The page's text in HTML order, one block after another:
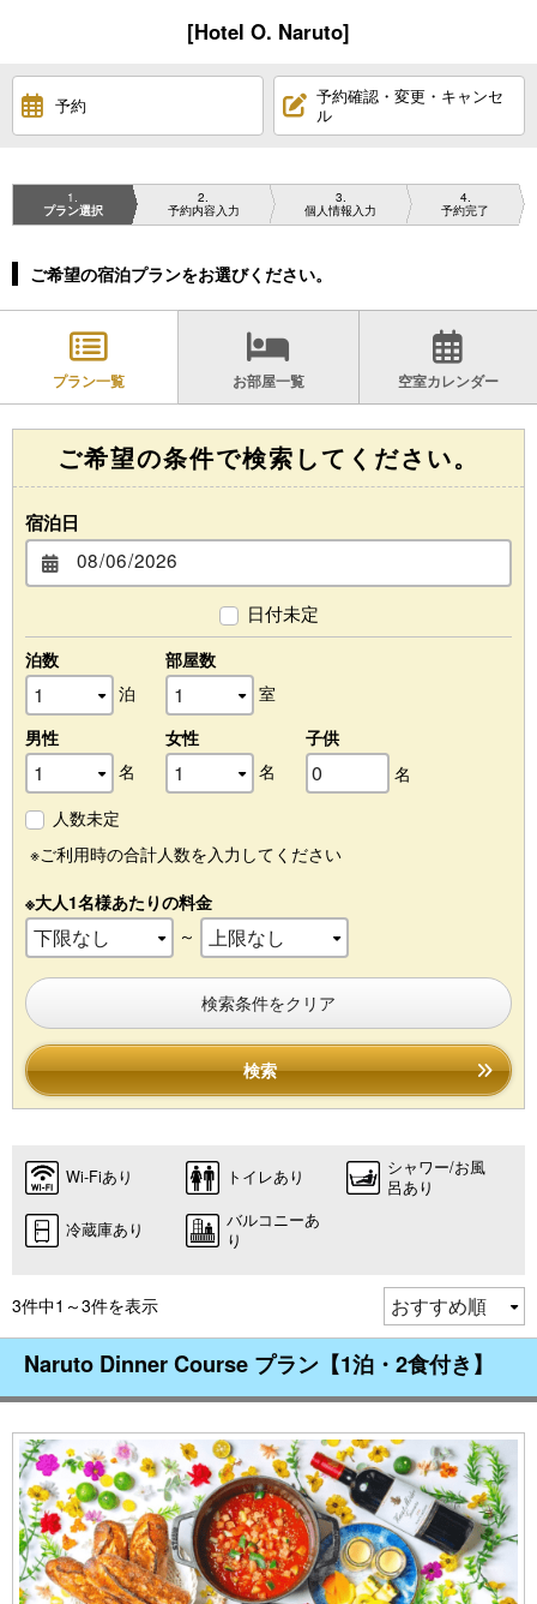
[Hotel O. Naruto]
予約
予約確認・変更・キャンセ
ル
1
プラン選択
2
予約内容入力
3
個人情報入力
4
予約完了
ご希望の宿泊プランをお選びください。
プラン一覧 お部屋一覧 空室カレンダー
ご希望の条件で検索してください。
宿泊日
日付未定
泊数
泊
部屋数
室
男性
名
女性
名
子供
名
人数未定
※ご利用時の合計人数を入力してください
※大人1名様あたりの料金
～
検索条件をクリア
検索
Wi-Fiあり トイレあり
シャワー/お風
呂あり
冷蔵庫あり
バルコニーあ
り
3件中1～3件を表示
Naruto Dinner Course プラン【1泊・2食付き】